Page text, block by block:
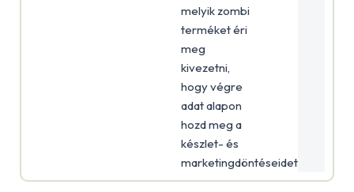
melyik zombi
terméket éri
meg
kivezetni,
hogy végre
adat alapon
hozd meg a
készlet- és
marketingdöntéseidet.